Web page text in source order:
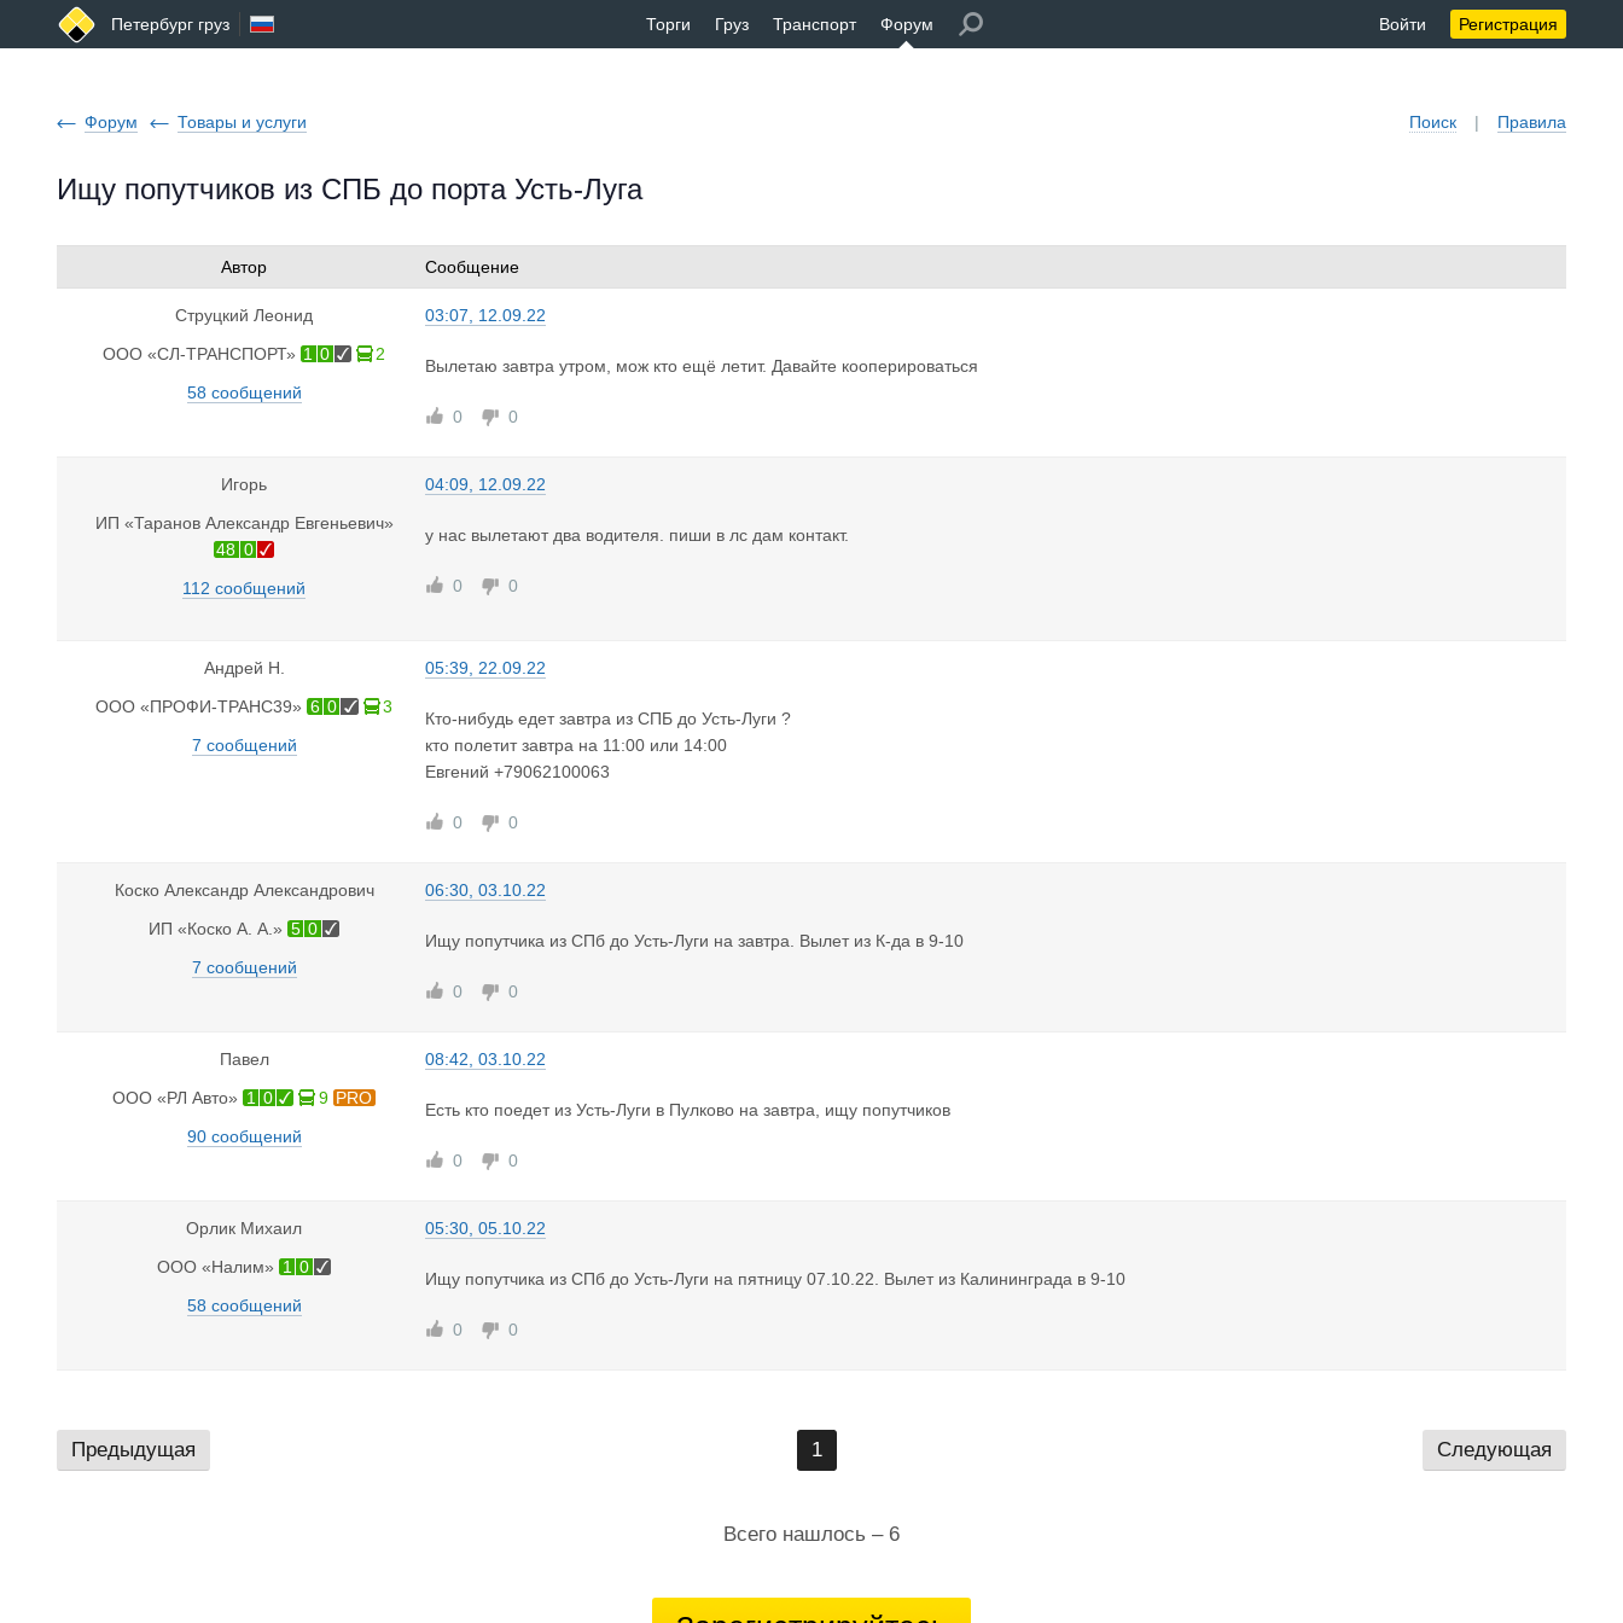
Петербург груз Торги Груз Транспорт Форум Войти Регистрация
Поиск | Правила
Форум Товары и услуги
Ищу попутчиков из СПБ до порта Усть-Луга
Автор Сообщение
Струцкий Леонид
ООО «СЛ-ТРАНСПОРТ» 1 0
2
58 сообщений
03:07, 12.09.22
Вылетаю завтра утром, мож кто ещё летит. Давайте кооперироваться
0 0
Игорь
ИП «Таранов Александр Евгеньевич»
48 0
112 сообщений
04:09, 12.09.22
у нас вылетают два водителя. пиши в лс дам контакт.
0 0
Андрей Н.
ООО «ПРОФИ-ТРАНС39» 6 0
3
7 сообщений
05:39, 22.09.22
Кто-нибудь едет завтра из СПБ до Усть-Луги ?
кто полетит завтра на 11:00 или 14:00
Евгений +79062100063
0 0
Коско Александр Александрович
ИП «Коско А. А.» 5 0
7 сообщений
06:30, 03.10.22
Ищу попутчика из СПб до Усть-Луги на завтра. Вылет из К-да в 9-10
0 0
Павел
ООО «РЛ Авто» 1 0 9 PRO
90 сообщений
08:42, 03.10.22
Есть кто поедет из Усть-Луги в Пулково на завтра, ищу попутчиков
0 0
Орлик Михаил
ООО «Налим» 1 0
58 сообщений
05:30, 05.10.22
Ищу попутчика из СПб до Усть-Луги на пятницу 07.10.22. Вылет из Калининграда в 9-10
0 0
Предыдущая 1 Следующая
Всего нашлось – 6